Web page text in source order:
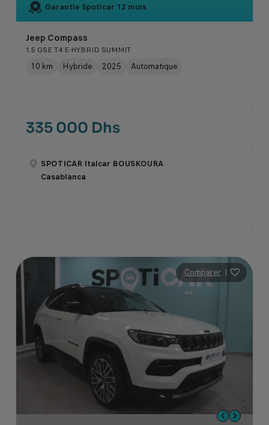
Garantie Spoticar 12 mois
Jeep Compass
1.5 GSE T4 E-HYBRID SUMMIT
10 km Hybride 2025 Automatique
335 000 Dhs
SPOTICAR Italcar BOUSKOURA
Casablanca
Comparer |